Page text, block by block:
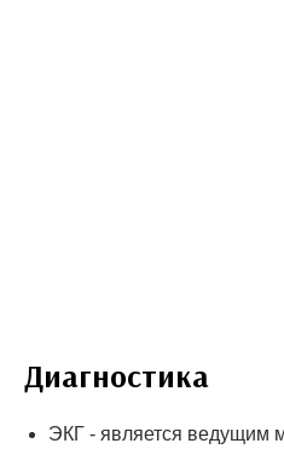
Диагностика
ЭКГ - является ведущим